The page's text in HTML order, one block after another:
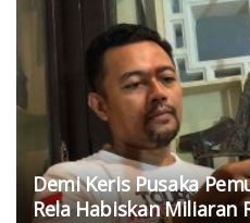
Demi Keris Pusaka
Rela Habiskan Miliaran